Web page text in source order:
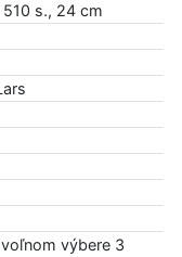
s., 24 cm
výbere 3